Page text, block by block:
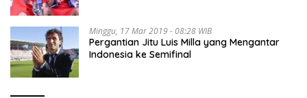
Minggu, 17 Mar 2019 - 08:28 WIB
Pergantian Jitu Luis Milla yang Mengantar
Indonesia ke Semifinal